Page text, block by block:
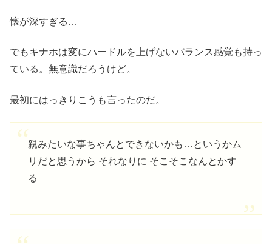
懐が深すぎる…
でもキナホは変にハードルを上げないバランス感覚も持っ
ている。無意識だろうけど。
最初にはっきりこうも言ったのだ。
親みたいな事ちゃんとできないかも…というかム
リだと思うから それなりに そこそこなんとかす
る